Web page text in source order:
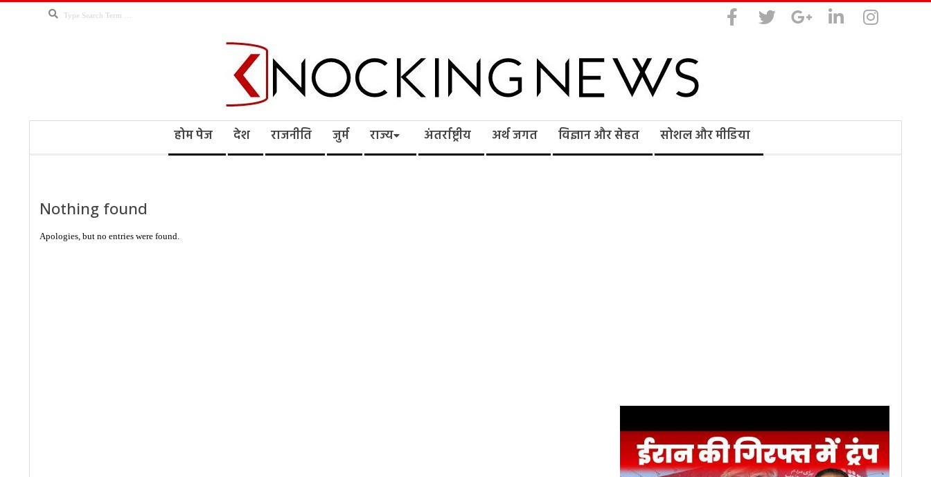
Search
Knocking
होम पेज देश राजनीति जुर्म राज्य अंतर्राष्ट्रीय अर्थ जगत विज्ञान और सेहत सोशल और मीडिया
Nothing found
Apologies, but no entries were found.